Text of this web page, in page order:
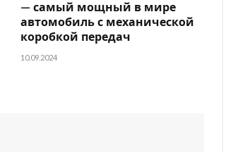
— самый мощный в мире
автомобиль с механической
коробкой передач
10.09.2024